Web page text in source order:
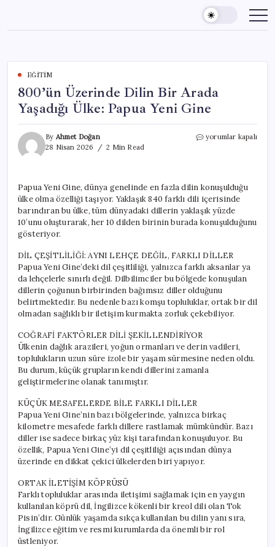
content
EĞITIM
800’ün Üzerinde Dilin Bir Arada
Yaşadığı Ülke: Papua Yeni Gine
By Ahmet Doğan
28 Nisan 2026
2 Min Read
800’ün
Yaşadığı
Ülke:
Papua
Yeni
Gine
yorumlar kapalı
Papua Yeni Gine, dünya genelinde en fazla dilin konuşulduğu
ülke olma özelliği taşıyor. Yaklaşık 840 farklı dili içerisinde
barındıran bu ülke, tüm dünyadaki dillerin yaklaşık yüzde
10’unu oluşturarak, her 10 dilden birinin burada konuşulduğunu
gösteriyor.
DİL ÇEŞİTLİLİĞİ: AYNI LEHÇE DEĞİL, FARKLI DİLLER
Papua Yeni Gine’deki dil çeşitliliği, yalnızca farklı aksanlar ya
da lehçelerle sınırlı değil. Dilbilimciler bu bölgede konuşulan
dillerin çoğunun birbirinden bağımsız diller olduğunu
belirtmektedir. Bu nedenle bazı komşu topluluklar, ortak bir dil
olmadan sağlıklı bir iletişim kurmakta zorluk çekebiliyor.
COĞRAFİ FAKTÖRLER DİLİ ŞEKİLLENDİRİYOR
Ülkenin dağlık arazileri, yoğun ormanları ve derin vadileri,
toplulukların uzun süre izole bir yaşam sürmesine neden oldu.
Bu durum, küçük grupların kendi dillerini zamanla
geliştirmelerine olanak tanımıştır.
KÜÇÜK MESAFELERDE BİLE FARKLI DİLLER
Papua Yeni Gine’nin bazı bölgelerinde, yalnızca birkaç
kilometre mesafede farklı dillere rastlamak mümkündür. Bazı
diller ise sadece birkaç yüz kişi tarafından konuşuluyor. Bu
özellik, Papua Yeni Gine’yi dil çeşitliliği açısından dünya
üzerinde en dikkat çekici ülkelerden biri yapıyor.
ORTAK İLETİŞİM KÖPRÜSÜ
Farklı topluluklar arasında iletişimi sağlamak için en yaygın
kullanılan köprü dil, İngilizce kökenli bir kreol dili olan Tok
Pisin’dir. Günlük yaşamda sıkça kullanılan bu dilin yanı sıra,
İngilizce eğitim ve resmi kurumlarda da önemli bir rol
üstleniyor.